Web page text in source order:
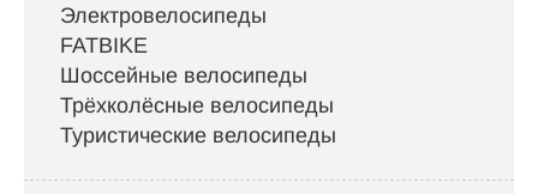
Электровелосипеды
FATBIKE
Шоссейные велосипеды
Трёхколёсные велосипеды
Туристические велосипеды